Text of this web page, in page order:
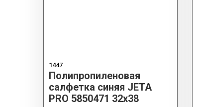
1447
Полипропиленовая
салфетка синяя JETA
PRO 5850471 32х38